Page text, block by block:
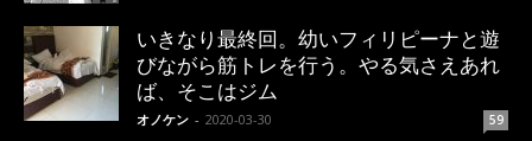
いきなり最終回。幼いフィリピーナと遊
びながら筋トレを行う。やる気さえあれ
ば、そこはジム
オノケン - 2020-03-30 59